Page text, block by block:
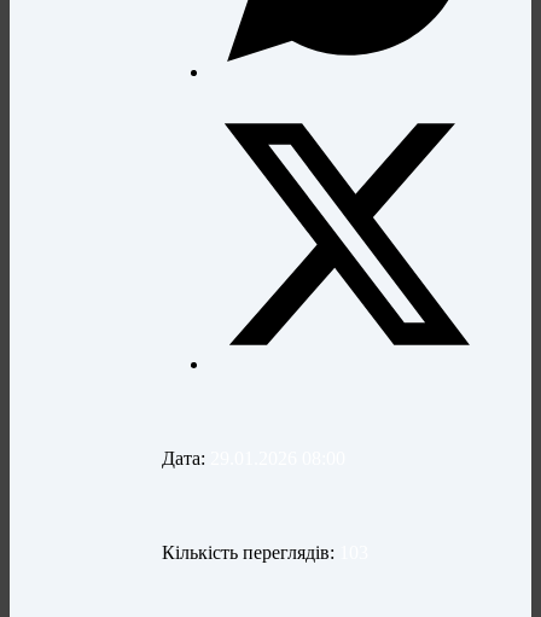
Дата:
Кількість переглядів: